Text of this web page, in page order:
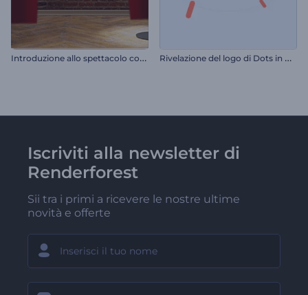
I
ntroduzione allo spettacolo comico R
ivelazione del logo di Dots in Motion
Iscriviti alla newsletter di
Renderforest
Sii tra i primi a ricevere le nostre ultime
novità e offerte